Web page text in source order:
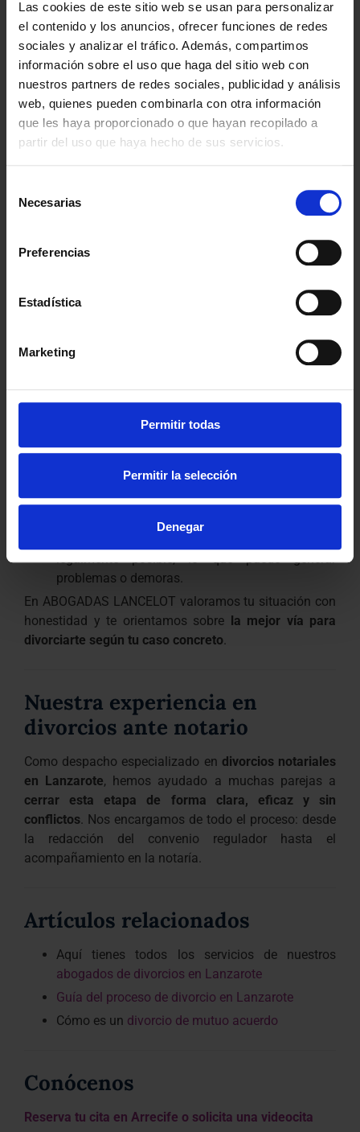
Las cookies de este sitio web se usan para personalizar
el contenido y los anuncios, ofrecer funciones de redes
sociales y analizar el tráfico. Además, compartimos
información sobre el uso que haga del sitio web con
nuestros partners de redes sociales, publicidad y análisis
web, quienes pueden combinarla con otra información
que les haya proporcionado o que hayan recopilado a
partir del uso que haya hecho de sus servicios.
Necesarias
Preferencias
Estadística
Marketing
Permitir todas
Permitir la selección
Denegar
Presencia obligatoria de una abogada o
abogadodurante la firma.
Nos encargamos de revisar que todo esté en orden
para que no haya contratiempos el día de la firma.
La principal ventaja del divorcio notarial es la rapidez.
Al no depender de los tiempos del juzgado, puede
formalizarse en pocos días desde que se tiene todo
listo. Laescritura pública de divorcio
tiene plena
Además, al ser un procedimiento más ágil, también
puede suponer un ahorro en tiempo y costes
¿Existen desventajas?
Si más adelante se incumplen las medidas (por
ejemplo, una pensión impagada),
deberá hacerse judicialmente, igual que en un
legalmente posible, lo que puede generar
problemas o demoras.
En ABOGADAS LANCELOT valoramos tu situación con
honestidad y te orientamos sobre la mejor vía para
divorciarte según tu caso concreto.
Nuestra experiencia en
divorcios ante notario
Como despacho especializado en divorcios notariales
en Lanzarote, hemos ayudado a muchas parejas a
cerrar esta etapa de forma clara, eficaz y sin
conflictos. Nos encargamos de todo el proceso: desde
la redacción del convenio regulador hasta el
acompañamiento en la notaría.
Artículos relacionados
Aquí tienes todos los servicios de nuestros
abogados de divorcios en Lanzarote
Guía del proceso de divorcio en Lanzarote
Cómo es un divorcio de mutuo acuerdo
Conócenos
Reserva tu cita en Arrecife o solicita una videocita